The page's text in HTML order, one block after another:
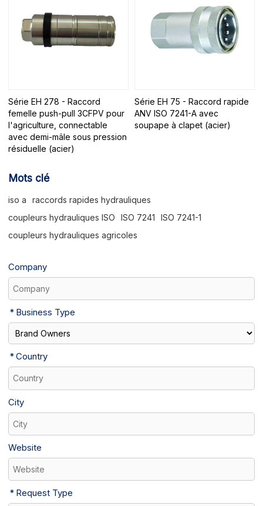
Série EH 278 - Raccord
femelle push-pull 3CFPV pour
l'agriculture, connectable
avec demi-mâle sous pression
résiduelle (acier)
Série EH 75 - Raccord rapide
ANV ISO 7241-A avec
soupape à clapet (acier)
Mots clé
iso a
raccords rapides hydrauliques
coupleurs hydrauliques ISO
ISO 7241
ISO 7241-1
coupleurs hydrauliques agricoles
Company
Business Type
Country
City
Website
Request Type